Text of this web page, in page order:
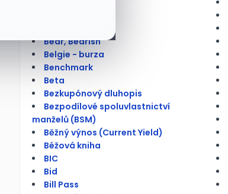
Bear, Bearish
Belgie - burza
Benchmark
Beta
Bezkupónový dluhopis
Bezpodílové spoluvlastnictví
manželů (BSM)
Běžný výnos (Current Yield)
Béžová kniha
BIC
Bid
Bill Pass